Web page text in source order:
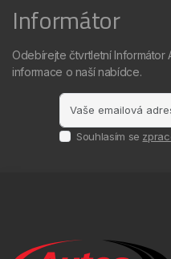
Informátor
Odebírejte čtvrtletní Informátor
informace o naší nabídce.
Souhlasím se